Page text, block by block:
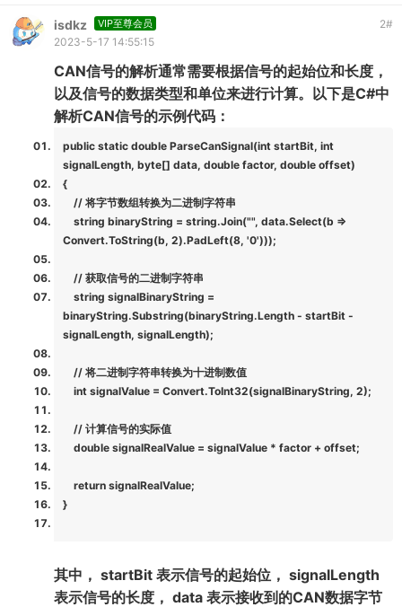
isdkz VIP至尊会员 2#
2023-5-17 14:55:15
CAN信号的解析通常需要根据信号的起始位和长度，
以及信号的数据类型和单位来进行计算。以下是C#中
解析CAN信号的示例代码：
public static double ParseCanSignal(int startBit, int
signalLength, byte[] data, double factor, double offset)
{
// 将字节数组转换为二进制字符串
string binaryString = string.Join("", data.Select(b =>
Convert.ToString(b, 2).PadLeft(8, '0')));
// 获取信号的二进制字符串
string signalBinaryString =
binaryString.Substring(binaryString.Length - startBit -
signalLength, signalLength);
// 将二进制字符串转换为十进制数值
int signalValue = Convert.ToInt32(signalBinaryString, 2);
// 计算信号的实际值
double signalRealValue = signalValue * factor + offset;
return signalRealValue;
}
其中， startBit 表示信号的起始位， signalLength
表示信号的长度， data 表示接收到的CAN数据字节